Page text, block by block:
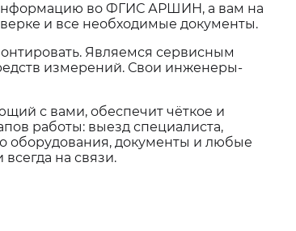
во ФГИС АРШИН, а вам на
и все необходимые документы.
Являемся сервисным
измерений. Свои инженеры-
с вами, обеспечит чёткое и
работы: выезд специалиста,
оборудования, документы и любые
на связи.